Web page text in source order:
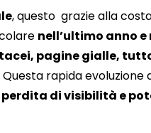
, questo grazie alla
nell’ultimo anno
pagine gialle,
Questa rapida
di visibilità e